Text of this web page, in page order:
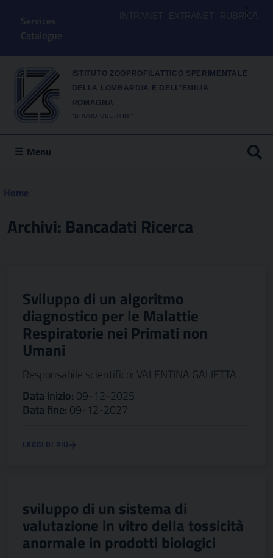
⋮
Services
Catalogue
INTRANET EXTRANET RUBRICA
ISTITUTO ZOOPROFILATTICO SPERIMENTALE
DELLA LOMBARDIA E DELL'EMILIA
ROMAGNA
"BRUNO UBERTINI"
Menu
Home
Archivi: Bancadati Ricerca
Sviluppo di un algoritmo
diagnostico per le Malattie
Respiratorie nei Primati non
Umani
Responsabile scientifico: VALENTINA GALIETTA
Data inizio: 09-12-2025
Data fine: 09-12-2027
LEGGI DI PIÙ
sviluppo di un sistema di
valutazione in vitro della tossicità
anormale in prodotti biologici